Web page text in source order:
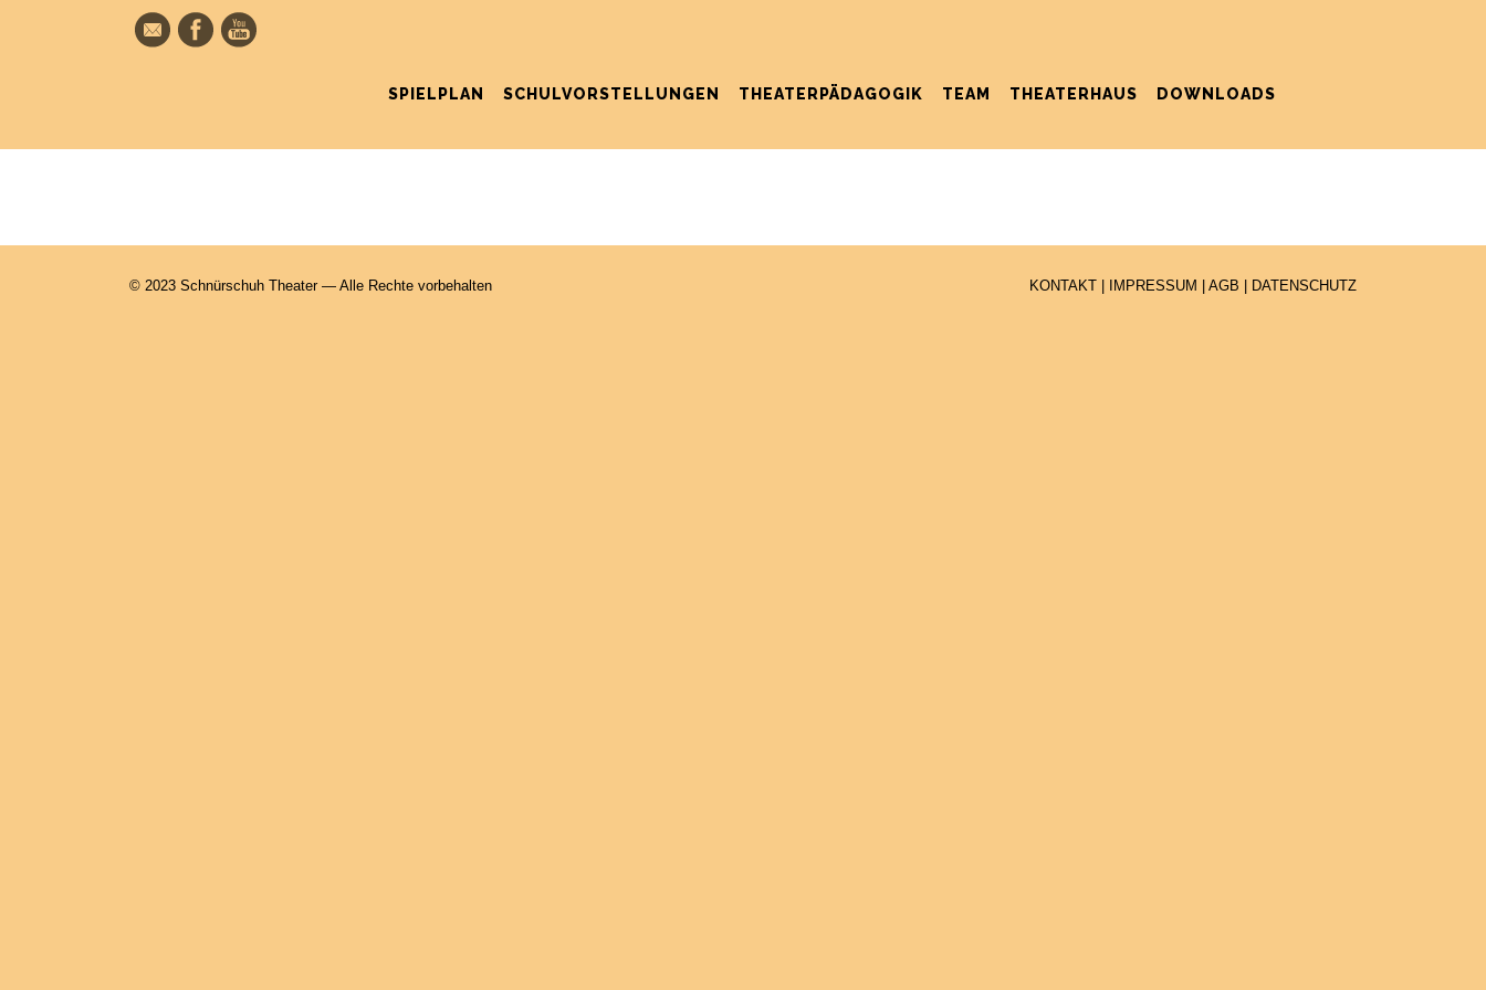
SPIELPLAN SCHULVORSTELLUNGEN THEATERPÄDAGOGIK TEAM THEATERHAUS DOWNLOADS
© 2023 Schnürschuh Theater — Alle Rechte vorbehalten KONTAKT IMPRESSUM AGB DATENSCHUTZ